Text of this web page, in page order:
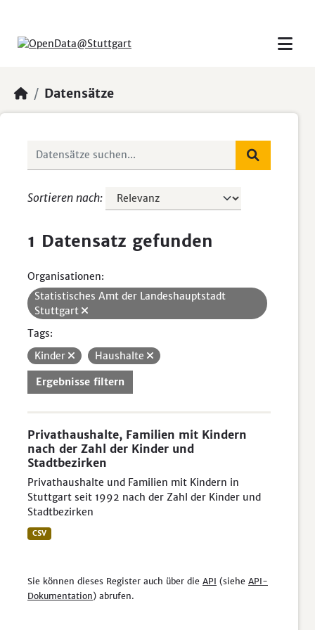
Datensätze
Sortieren nach
1 Datensatz gefunden
Organisationen:
Statistisches Amt der Landeshauptstadt
Stuttgart
Tags:
Kinder
Haushalte
Ergebnisse filtern
Privathaushalte, Familien mit Kindern
nach der Zahl der Kinder und
Stadtbezirken
Privathaushalte und Familien mit Kindern in
Stuttgart seit 1992 nach der Zahl der Kinder und
Stadtbezirken
CSV
Sie können dieses Register auch über die API (siehe API-
Dokumentation) abrufen.